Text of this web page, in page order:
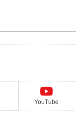
YouTube